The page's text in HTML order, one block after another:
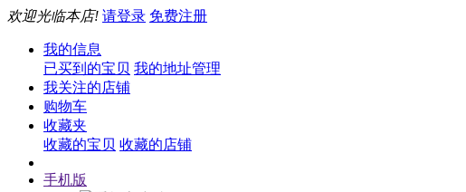
欢迎光临本店! 请登录 免费注册
我的信息
已买到的宝贝 我的地址管理
我关注的店铺
购物车
收藏夹
收藏的宝贝 收藏的店铺
手机版